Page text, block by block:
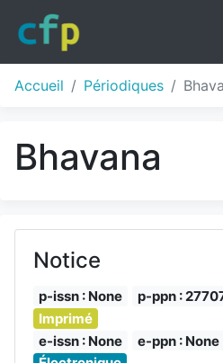
Accueil Périodiques
Bhavana
Notice
p-issn : None p-ppn :
Imprimé
e-issn : None
e-ppn : None